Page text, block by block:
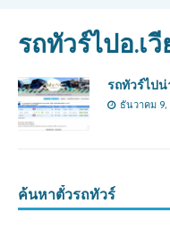
รถทัวร์ไปอ.เ
รถทัวร์ไป
ธันวาคม 9,
ค้นหาตั๋วรถทัวร์